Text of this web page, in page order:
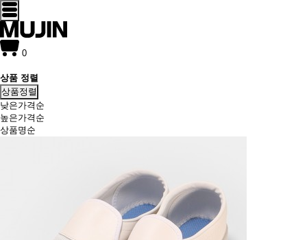
0
상품 정렬
상품정렬
낮은가격순
높은가격순
상품명순